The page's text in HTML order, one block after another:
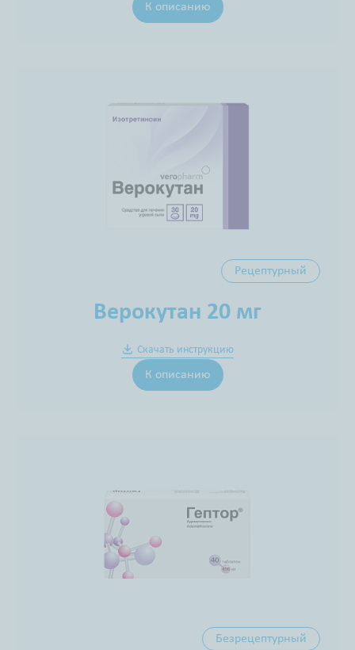
К описанию
Рецептурный
Верокутан 20 мг
Скачать инструкцию
К описанию
Безрецептурный